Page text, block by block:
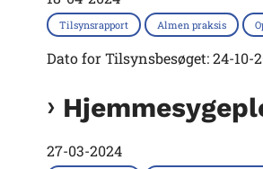
Tilsynsrapport Almen praksis
Dato for Tilsynsbesøget: 24-10-
27-03-2024